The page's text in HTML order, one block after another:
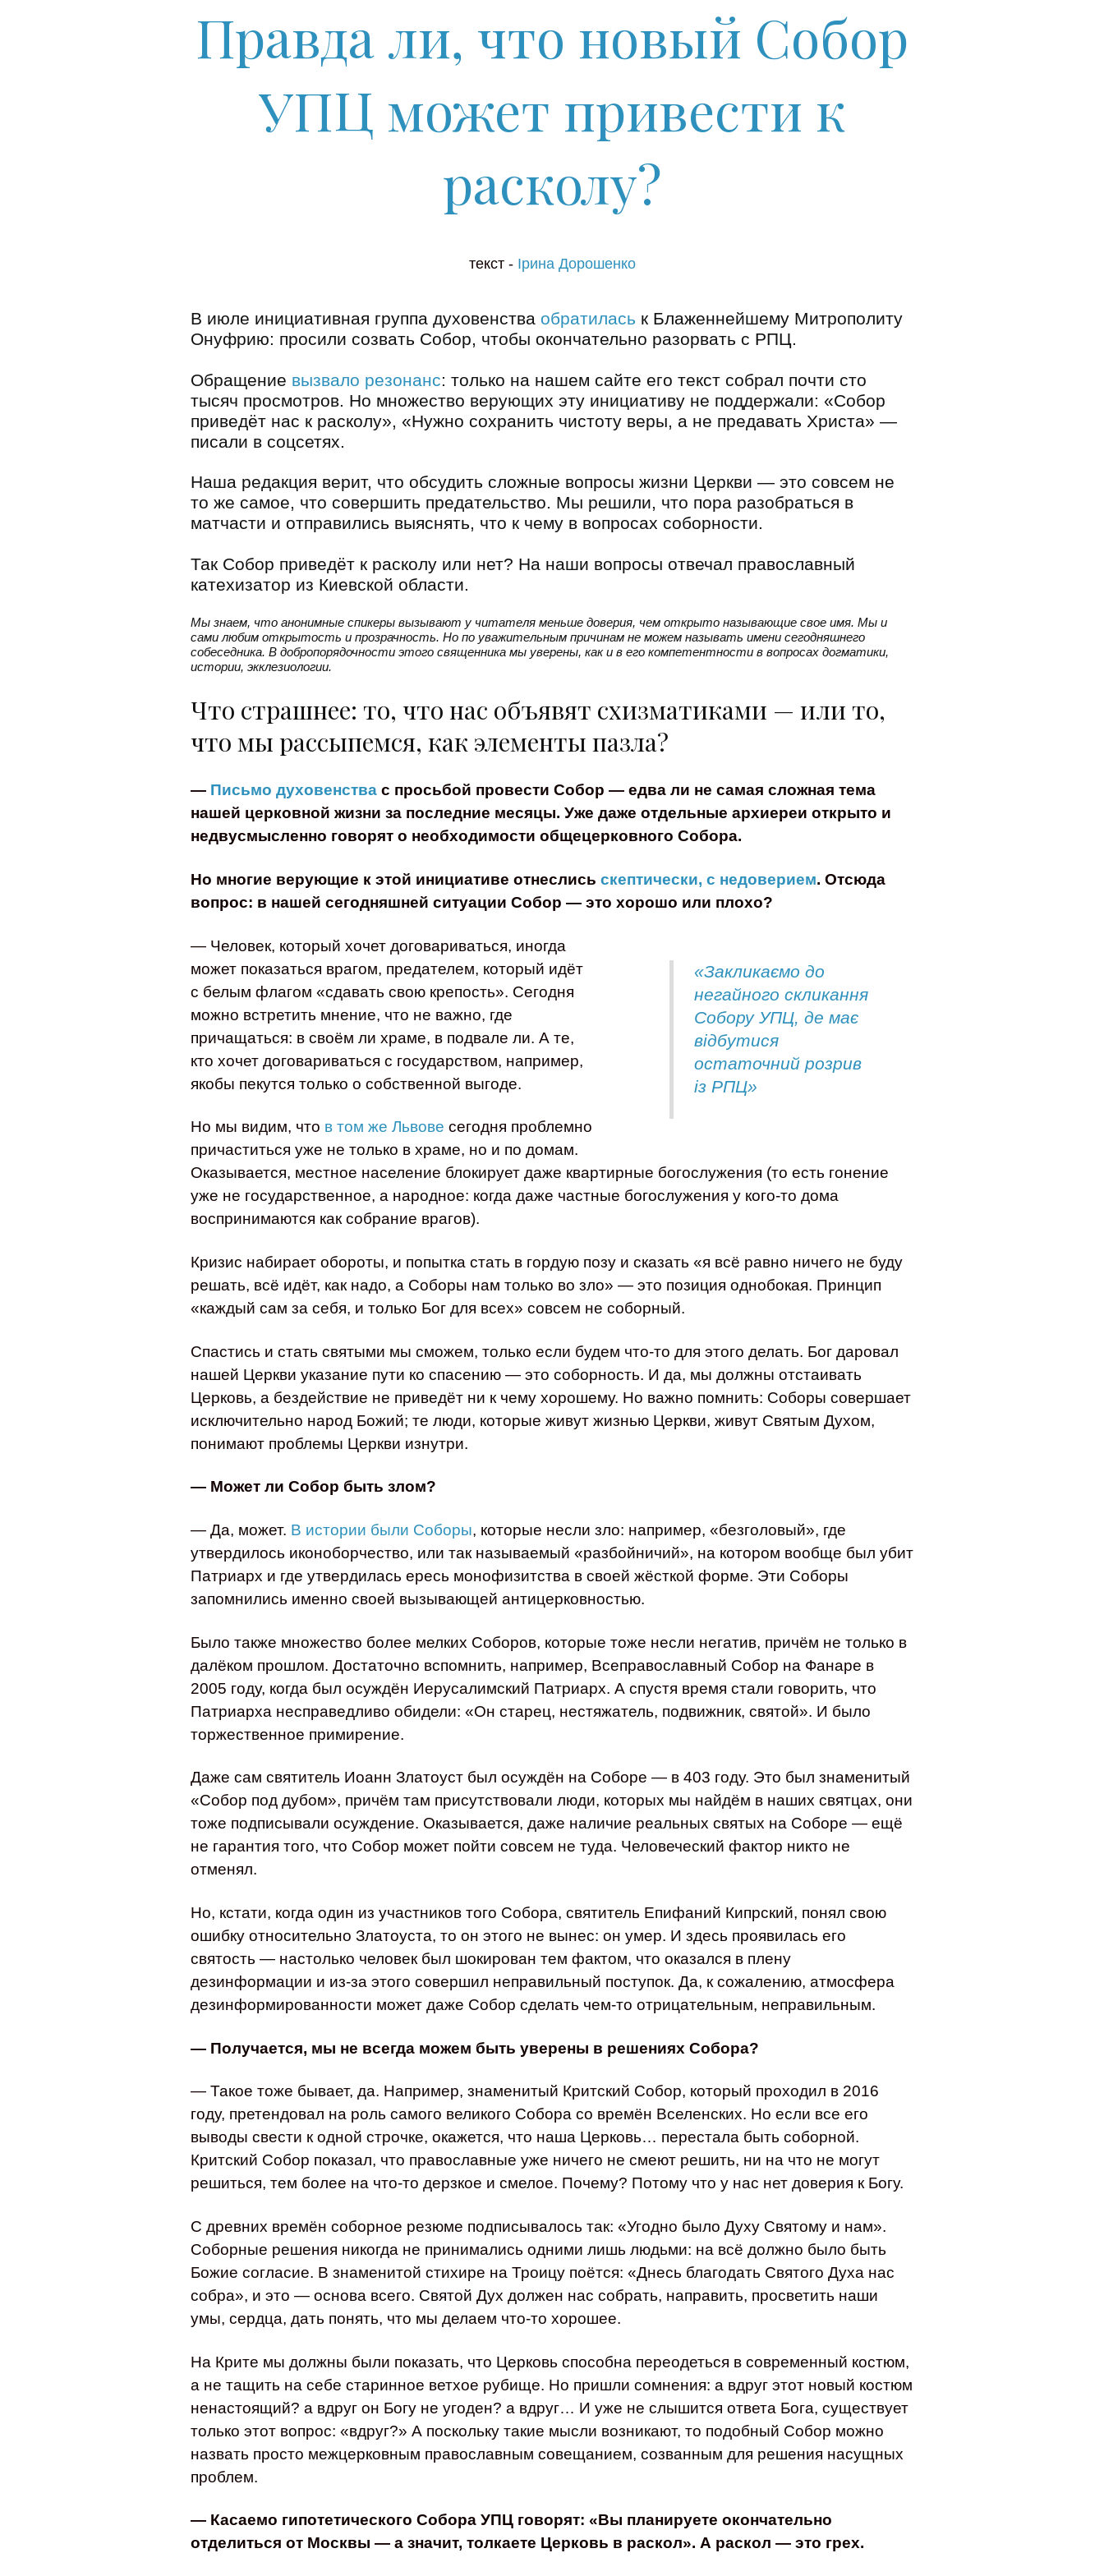
Правда ли, что новый Собор
УПЦ может привести к
расколу?
текст - Ірина Дорошенко
В июле инициативная группа духовенства обратилась к Блаженнейшему Митрополиту
Онуфрию: просили созвать Собор, чтобы окончательно разорвать с РПЦ.
Обращение вызвало резонанс: только на нашем сайте его текст собрал почти сто
тысяч просмотров. Но множество верующих эту инициативу не поддержали: «Собор
приведёт нас к расколу», «Нужно сохранить чистоту веры, а не предавать Христа» —
писали в соцсетях.
Наша редакция верит, что обсудить сложные вопросы жизни Церкви — это совсем не
то же самое, что совершить предательство. Мы решили, что пора разобраться в
матчасти и отправились выяснять, что к чему в вопросах соборности.
Так Собор приведёт к расколу или нет? На наши вопросы отвечал православный
катехизатор из Киевской области.
Мы знаем, что анонимные спикеры вызывают у читателя меньше доверия, чем открыто называющие свое имя. Мы и
сами любим открытость и прозрачность. Но по уважительным причинам не можем называть имени сегодняшнего
собеседника. В добропорядочности этого священника мы уверены, как и в его компетентности в вопросах догматики,
истории, экклезиологии.
Что страшнее: то, что нас объявят схизматиками — или то,
что мы рассыпемся, как элементы пазла?
— Письмо духовенства с просьбой провести Собор — едва ли не самая сложная тема
нашей церковной жизни за последние месяцы. Уже даже отдельные архиереи открыто и
недвусмысленно говорят о необходимости общецерковного Собора.
Но многие верующие к этой инициативе отнеслись скептически, с недоверием. Отсюда
вопрос: в нашей сегодняшней ситуации Собор — это хорошо или плохо?
«Закликаємо до
негайного скликання
Собору УПЦ, де має
відбутися
остаточний розрив
із РПЦ»
— Человек, который хочет договариваться, иногда
может показаться врагом, предателем, который идёт
с белым флагом «сдавать свою крепость». Сегодня
можно встретить мнение, что не важно, где
причащаться: в своём ли храме, в подвале ли. А те,
кто хочет договариваться с государством, например,
якобы пекутся только о собственной выгоде.
Но мы видим, что в том же Львове сегодня проблемно
причаститься уже не только в храме, но и по домам.
Оказывается, местное население блокирует даже квартирные богослужения (то есть гонение
уже не государственное, а народное: когда даже частные богослужения у кого-то дома
воспринимаются как собрание врагов).
Кризис набирает обороты, и попытка стать в гордую позу и сказать «я всё равно ничего не буду
решать, всё идёт, как надо, а Соборы нам только во зло» — это позиция однобокая. Принцип
«каждый сам за себя, и только Бог для всех» совсем не соборный.
Спастись и стать святыми мы сможем, только если будем что-то для этого делать. Бог даровал
нашей Церкви указание пути ко спасению — это соборность. И да, мы должны отстаивать
Церковь, а бездействие не приведёт ни к чему хорошему. Но важно помнить: Соборы совершает
исключительно народ Божий; те люди, которые живут жизнью Церкви, живут Святым Духом,
понимают проблемы Церкви изнутри.
— Может ли Собор быть злом?
— Да, может. В истории были Соборы, которые несли зло: например, «безголовый», где
утвердилось иконоборчество, или так называемый «разбойничий», на котором вообще был убит
Патриарх и где утвердилась ересь монофизитства в своей жёсткой форме. Эти Соборы
запомнились именно своей вызывающей антицерковностью.
Было также множество более мелких Соборов, которые тоже несли негатив, причём не только в
далёком прошлом. Достаточно вспомнить, например, Всеправославный Собор на Фанаре в
2005 году, когда был осуждён Иерусалимский Патриарх. А спустя время стали говорить, что
Патриарха несправедливо обидели: «Он старец, нестяжатель, подвижник, святой». И было
торжественное примирение.
Даже сам святитель Иоанн Златоуст был осуждён на Соборе — в 403 году. Это был знаменитый
«Собор под дубом», причём там присутствовали люди, которых мы найдём в наших святцах, они
тоже подписывали осуждение. Оказывается, даже наличие реальных святых на Соборе — ещё
не гарантия того, что Собор может пойти совсем не туда. Человеческий фактор никто не
отменял.
Но, кстати, когда один из участников того Собора, святитель Епифаний Кипрский, понял свою
ошибку относительно Златоуста, то он этого не вынес: он умер. И здесь проявилась его
святость — настолько человек был шокирован тем фактом, что оказался в плену
дезинформации и из-за этого совершил неправильный поступок. Да, к сожалению, атмосфера
дезинформированности может даже Собор сделать чем-то отрицательным, неправильным.
— Получается, мы не всегда можем быть уверены в решениях Собора?
— Такое тоже бывает, да. Например, знаменитый Критский Собор, который проходил в 2016
году, претендовал на роль самого великого Собора со времён Вселенских. Но если все его
выводы свести к одной строчке, окажется, что наша Церковь… перестала быть соборной.
Критский Собор показал, что православные уже ничего не смеют решить, ни на что не могут
решиться, тем более на что-то дерзкое и смелое. Почему? Потому что у нас нет доверия к Богу.
С древних времён соборное резюме подписывалось так: «Угодно было Духу Святому и нам».
Соборные решения никогда не принимались одними лишь людьми: на всё должно было быть
Божие согласие. В знаменитой стихире на Троицу поётся: «Днесь благодать Святого Духа нас
собра», и это — основа всего. Святой Дух должен нас собрать, направить, просветить наши
умы, сердца, дать понять, что мы делаем что-то хорошее.
На Крите мы должны были показать, что Церковь способна переодеться в современный костюм,
а не тащить на себе старинное ветхое рубище. Но пришли сомнения: а вдруг этот новый костюм
ненастоящий? а вдруг он Богу не угоден? а вдруг… И уже не слышится ответа Бога, существует
только этот вопрос: «вдруг?» А поскольку такие мысли возникают, то подобный Собор можно
назвать просто межцерковным православным совещанием, созванным для решения насущных
проблем.
— Касаемо гипотетического Собора УПЦ говорят: «Вы планируете окончательно
отделиться от Москвы — а значит, толкаете Церковь в раскол». А раскол — это грех.